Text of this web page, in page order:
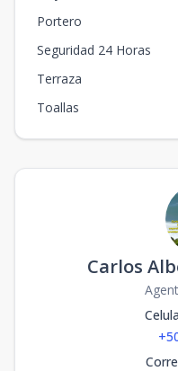
Portero
Seguridad 24 Horas
Terraza
Toallas
Carlos